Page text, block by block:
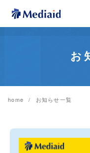
お
home お知らせ一覧